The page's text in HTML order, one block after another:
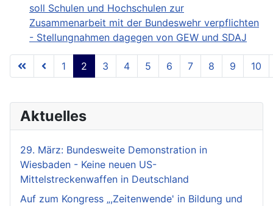
soll Schulen und Hochschulen zur
Zusammenarbeit mit der Bundeswehr verpflichten
- Stellungnahmen dagegen von GEW und SDAJ
Seite 2 von 18
1 2 3 4 5 6 7 8 9 10
Aktuelles
29. März: Bundesweite Demonstration in
Wiesbaden - Keine neuen US-
Mittelstreckenwaffen in Deutschland
Auf zum Kongress „,Zeitenwende' in Bildung und